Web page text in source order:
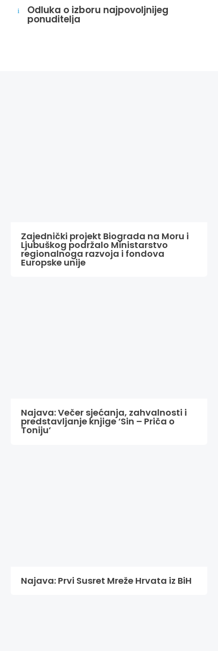
i Odluka o izboru najpovoljnijeg
ponuditelja
Zajednički projekt Biograda na Moru i
Ljubuškog podržalo Ministarstvo
regionalnoga razvoja i fondova
Europske unije
Najava: Večer sjećanja, zahvalnosti i
predstavljanje knjige ‘Sin – Priča o
Toniju’
Najava: Prvi Susret Mreže Hrvata iz BiH